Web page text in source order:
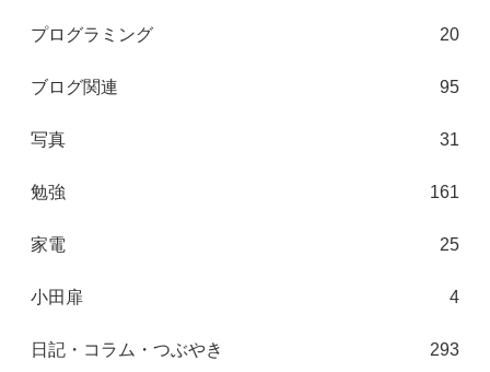
プログラミング 20
ブログ関連 95
写真 31
勉強 161
家電 25
小田扉 4
日記・コラム・つぶやき 293